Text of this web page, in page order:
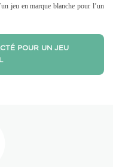
jeu en marque blanche pour l’un
POUR UN JEU